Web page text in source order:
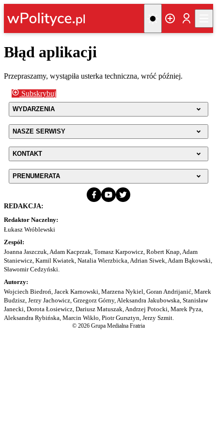
Błąd aplikacji
Przepraszamy, wystąpiła usterka techniczna, wróć później.
Subskrybuj
WYDARZENIA
NASZE SERWISY
KONTAKT
PRENUMERATA
REDAKCJA:
Redaktor Naczelny:
Łukasz Wróblewski
Zespół:
Joanna Jaszczuk, Adam Kacprzak, Tomasz Karpowicz, Robert Knap, Adam
Staniewicz, Kamil Kwiatek, Natalia Wierzbicka, Adrian Siwek, Adam Bąkowski,
Sławomir Cedzyński.
Autorzy:
Wojciech Biedroń, Jacek Karnowski, Marzena Nykiel, Goran Andrijanić, Marek
Budzisz, Jerzy Jachowicz, Grzegorz Górny, Aleksandra Jakubowska, Stanisław
Janecki, Dorota Łosiewicz, Dariusz Matuszak, Andrzej Potocki, Marek Pyza,
Aleksandra Rybińska, Marcin Wikło, Piotr Gursztyn, Jerzy Szmit.
© 2026 Grupa Medialna Fratria